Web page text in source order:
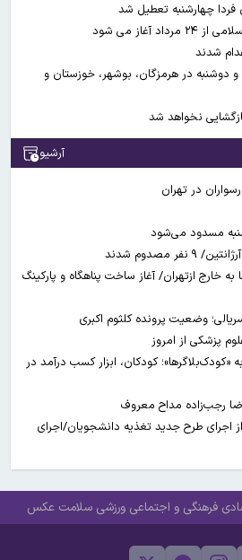
فردا چهارشنبه تعطیل شد
آغاز می شود
شدند
و دوشنبه در هرمزگان، بوشهر، خوزستان و
نخواهد شد
آرشیو
مسدود می‌شود
مصدوم شدند
به خارج ازتهران/ آغاز ساخت پناهگاه و پارکینگ
وضعیت پرونده کلثوم اکبری
پزشکی از امروز
کودکان، ابزار کسب درآمد در
رجب‌زاده مداح معروف
اجرای طرح جدید تغذیه دانشجویان/اجرای
فرهنگی و اجتماعی ورزشی سلامت عکس